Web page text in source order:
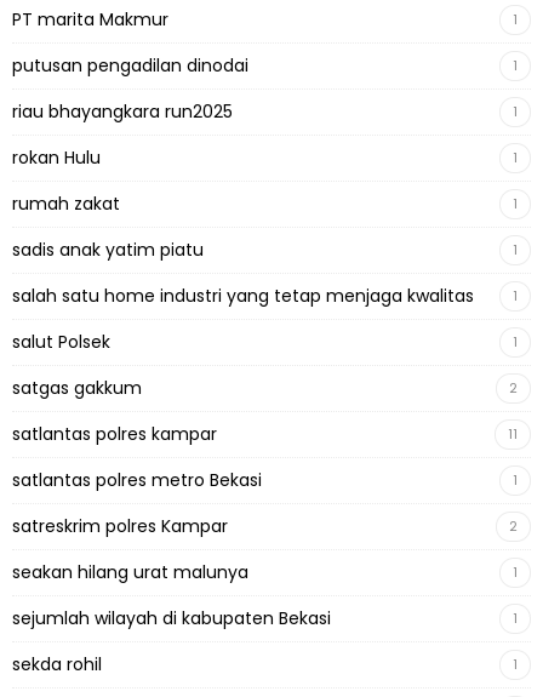
PT marita Makmur 1
putusan pengadilan dinodai 1
riau bhayangkara run2025 1
rokan Hulu 1
rumah zakat 1
sadis anak yatim piatu 1
salah satu home industri yang tetap menjaga kwalitas 1
salut Polsek 1
satgas gakkum 2
satlantas polres kampar 11
satlantas polres metro Bekasi 1
satreskrim polres Kampar 2
seakan hilang urat malunya 1
sejumlah wilayah di kabupaten Bekasi 1
sekda rohil 1